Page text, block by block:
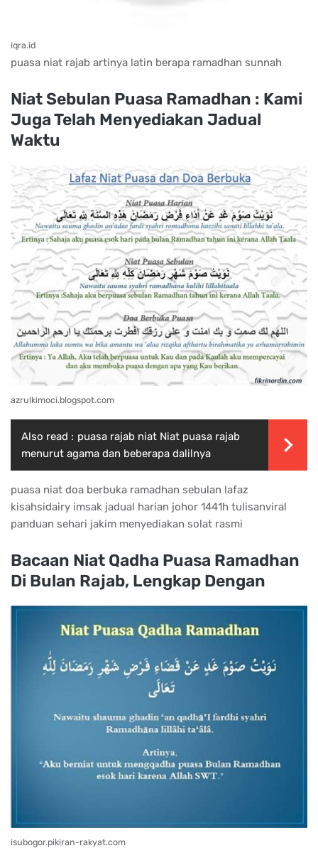
iqra.id
puasa niat rajab artinya latin berapa ramadhan sunnah
Niat Sebulan Puasa Ramadhan : Kami
Juga Telah Menyediakan Jadual
Waktu
azrulkimoci.blogspot.com
Also read : puasa rajab niat Niat puasa rajab
menurut agama dan beberapa dalilnya
puasa niat doa berbuka ramadhan sebulan lafaz
kisahsidairy imsak jadual harian johor 1441h tulisanviral
panduan sehari jakim menyediakan solat rasmi
Bacaan Niat Qadha Puasa Ramadhan
Di Bulan Rajab, Lengkap Dengan
isubogor.pikiran-rakyat.com